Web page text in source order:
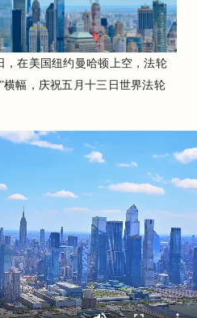
，在美国纽约曼哈顿上空，法轮
横幅，庆祝五月十三日世界法轮